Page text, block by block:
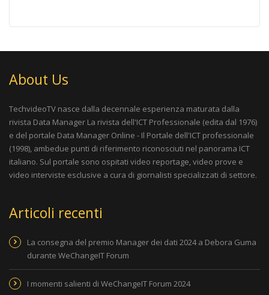
About Us
TechvideoTV nasce dalla decennale esperienza maturata dalla
rivista Data Manager La rivista dell'ICT Professionale (edita dal 1976)
e del portale Data Manager Online - Il Portale dell'ICT professionale
(1998), ambedue punti di riferimento riconosciuti nel panorama ICT
italiano. Sul portale sono ospitati video reportage, video prove e
video interviste esclusive a cura di giornalisti specializzati di settore.
Articoli recenti
La consegna del premio Manager dei dati 2024 a Debora Guma
durante WeChangeIT Forum
I momenti salienti di WeChangeIT Forum 2024